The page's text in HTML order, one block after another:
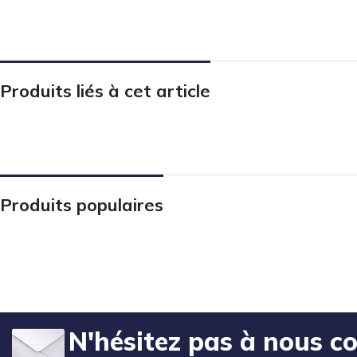
Produits liés à cet article
Produits populaires
N'hésitez pas à nous